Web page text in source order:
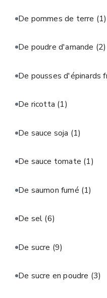
De pommes de terre (1)
De poudre d'amande (2)
De pousses d'épinards
De ricotta (1)
De sauce soja (1)
De sauce tomate (1)
De saumon fumé (1)
De sel (6)
De sucre (9)
De sucre en poudre (3)